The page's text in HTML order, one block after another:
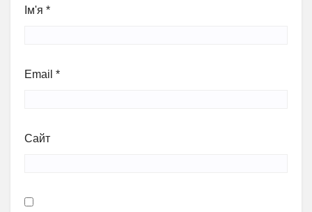
Ім'я *
Email *
Сайт